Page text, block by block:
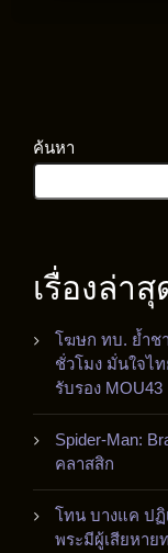
ค้นหา
เรื่องล่าสุ
โฆษก ทบ. ย้ำช
ชั่วโมง มั่นใจไ
รับรอง MOU43
Spider-Man:
คลาสสิก
โทน บางแค ปฏิ
พระมีผู้เสียหาย